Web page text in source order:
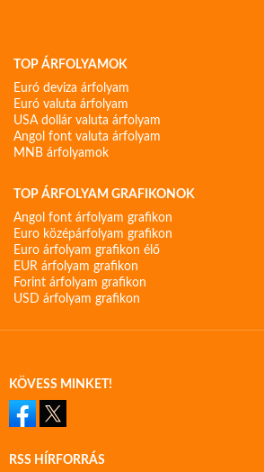
TOP ÁRFOLYAMOK
Euró deviza árfolyam
Euró valuta árfolyam
USA dollár valuta árfolyam
Angol font valuta árfolyam
MNB árfolyamok
TOP ÁRFOLYAM GRAFIKONOK
Angol font árfolyam grafikon
Euro középárfolyam grafikon
Euro árfolyam grafikon élő
EUR árfolyam grafikon
Forint árfolyam grafikon
USD árfolyam grafikon
KÖVESS MINKET!
RSS HÍRFORRÁS